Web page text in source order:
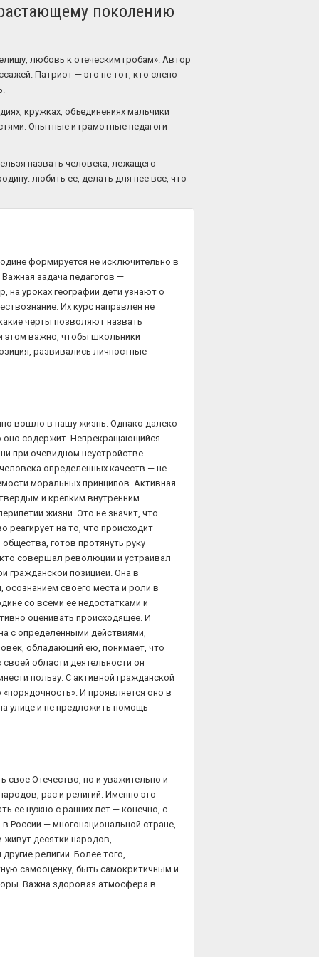
поколению
любовь к отеческим гробам». Автор
Патриот — это не тот, кто слепо
кружках, объединениях мальчики
Опытные и грамотные педагоги
назвать человека, лежащего
любить ее, делать для нее все, что
формируется не исключительно в
задача педагогов —
уроках географии дети узнают о
Их курс направлен не
черты позволяют назвать
этом важно, чтобы школьники
развивались личностные
вошло в нашу жизнь. Однако далеко
оно содержит. Непрекращающийся
при очевидном неустройстве
определенных качеств — не
моральных принципов. Активная
и крепким внутренним
жизни. Это не значит, что
реагирует на то, что происходит
готов протянуть руку
совершал революции и устраивал
гражданской позицией. Она в
осознанием своего места и роли в
со всеми ее недостатками и
оценивать происходящее. И
с определенными действиями,
обладающий ею, понимает, что
области деятельности он
пользу. С активной гражданской
И проявляется оно в
улице и не предложить помощь
свое Отечество, но и уважительно и
рас и религий. Именно это
ее нужно с ранних лет — конечно, с
России — многонациональной стране,
живут десятки народов,
религии. Более того,
самооценку, быть самокритичным и
Важна здоровая атмосфера в